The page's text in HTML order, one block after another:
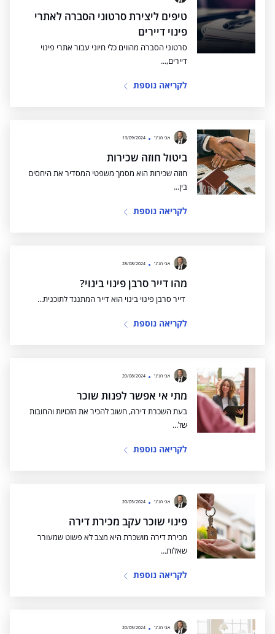
טיפים ליצירת סרטוני הסברה לאתרי
פינוי דיירים
סרטוני הסברה מהווים כלי חיוני עבור אתרי פינוי
דיירים,...
לקריאה נוספת
אבי חג'ג' 13/09/2024
ביטול חוזה שכירות
חוזה שכירות הוא מסמך משפטי המסדיר את היחסים
בין...
לקריאה נוספת
אבי חג'ג' 28/08/2024
מהו דייר סרבן פינוי בינוי?
​ ​דייר סרבן פינוי בינוי הוא דייר המתנגד לתוכנית...
לקריאה נוספת
אבי חג'ג' 20/08/2024
מתי אי אפשר לפנות שוכר
בעת השכרת דירה, חשוב להכיר את הזכויות והחובות
של...
לקריאה נוספת
אבי חג'ג' 20/05/2024
פינוי שוכר עקב מכירת דירה
מכירת דירה מושכרת היא מצב לא פשוט שמעורר
שאלות...
לקריאה נוספת
אבי חג'ג' 20/05/2024